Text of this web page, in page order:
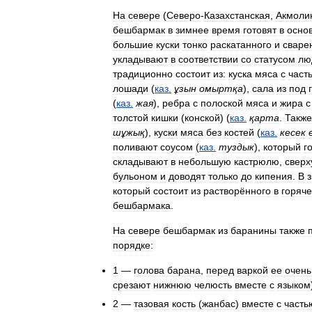
На севере (Северо-Казахстанская,
бешбармак в зимнее время готовят в
большие куски тонко раскатанного и
укладывают в соответствии со статусом
традиционно состоит из: куска мяса с
лошади (каз. ұзын омыртқа), сала из под
(каз. жая), ребрa с полоской мяса и жира с
толстой кишки (конской) (каз. қарта. Также
шұжық), куски мяса без костей (каз. кесек
поливают соусом (каз. туздык), который
складывают в небольшую кастрюлю,
бульоном и доводят только до кипения. В
который состоит из растворённого в
бешбармака.
На севере бешбармак из баранины также
порядке:
1 — голова барана, перед варкой ее очень
срезают нижнюю челюсть вместе с языком
2 — тазовая кость (жанбас) вместе с